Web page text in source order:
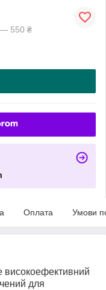
— 550 ₴
Оплата Умови
високоефективний
для